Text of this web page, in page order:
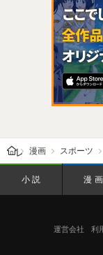
レビューン トップ
漫画 スポーツ
小説 漫画
運営会社
利